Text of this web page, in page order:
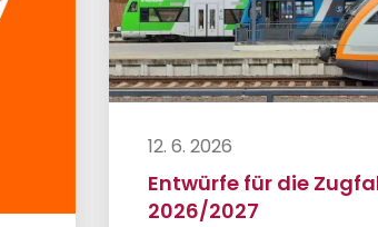
12. 6. 2026
Entwürfe für die
2026/2027